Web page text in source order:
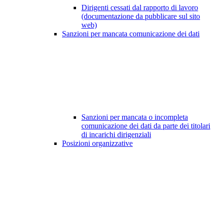
Dirigenti cessati dal rapporto di lavoro
(documentazione da pubblicare sul sito
web)
Sanzioni per mancata comunicazione dei dati
Sanzioni per mancata o incompleta
comunicazione dei dati da parte dei titolari
di incarichi dirigenziali
Posizioni organizzative